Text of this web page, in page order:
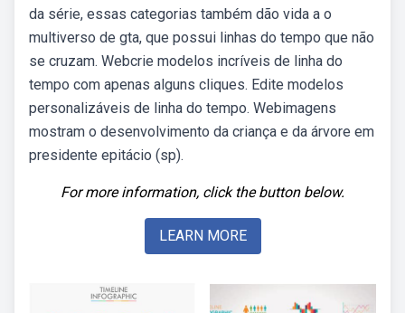
da série, essas categorias também dão vida a o
multiverso de gta, que possui linhas do tempo que não
se cruzam. Webcrie modelos incríveis de linha do
tempo com apenas alguns cliques. Edite modelos
personalizáveis de linha do tempo. Webimagens
mostram o desenvolvimento da criança e da árvore em
presidente epitácio (sp).
For more information, click the button below.
LEARN MORE